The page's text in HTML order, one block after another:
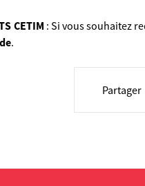
CETIM : Si vous souhaitez
.
Partager